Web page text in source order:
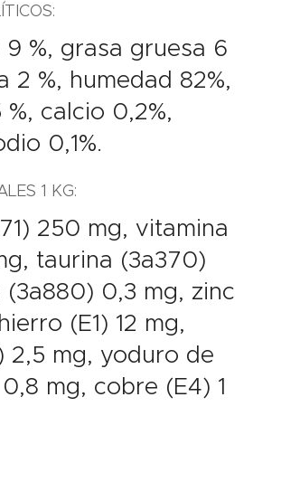
%, grasa gruesa 6
2 %, humedad 82%,
calcio 0,2%,
0,1%.
1 KG:
250 mg, vitamina
taurina (3a370)
0,3 mg, zinc
(E1) 12 mg,
2,5 mg, yoduro de
mg, cobre (E4) 1